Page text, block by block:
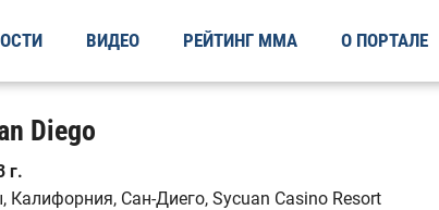
ВИДЕО РЕЙТИНГ ММА О ПОРТАЛЕ
Diego
г.
Сан-Диего, Sycuan Casino Resort